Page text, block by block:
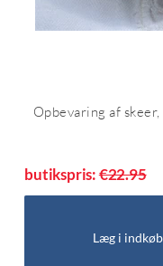
Opbevaring af
butikspris:€22.95
Læg i